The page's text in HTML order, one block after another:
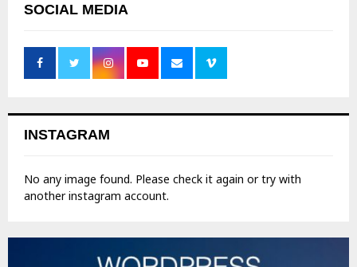
SOCIAL MEDIA
INSTAGRAM
No any image found. Please check it again or try with
another instagram account.